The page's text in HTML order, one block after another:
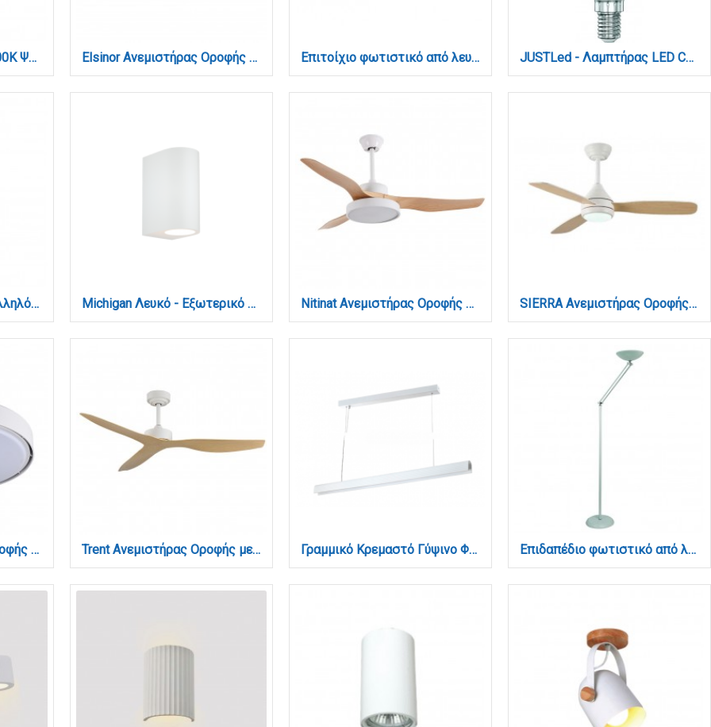
E27 LED G95 13watt 6500K Ψυχρό Λευκό (7.27.15.14.3) Elsinor Ανεμιστήρας Οροφής με LED 15W, DC Μοτέρ & Smart App - Λευκό/Ξύλο (102000410) Eπιτοίχιο φωτιστικό από λευκό μέταλλο και γυαλί 1XΕ27 D: 27,3x20cm (43077) JUSTLed - Λαμπτήρας LED C37, 9W, 6000K, E14, 3,7x10,6cm (B143709013)
LED Panel 48watt Παραλληλόγραμμο 4000Κ Φυσικό Λευκό D:120cmX30cm (2.50.01.2) Michigan Λευκό - Εξωτερικό Φωτιστικό Τοίχου Up & Down IP54 (80200124) Nitinat Ανεμιστήρας Οροφής με LED 25W, DC Μοτέρ & Smart App - Λευκό/Ξύλο (102000210) SIERRA Ανεμιστήρας Οροφής με LED 20W, DC Μοτέρ & Smart App - Λευκό/Ξύλο (102000810)
TETON Ανεμιστήρας Οροφής Bladeless Λευκό 56W LED 5900lm 3CCT App Control (101001020) Trent Ανεμιστήρας Οροφής με DC Μοτέρ 40W - Λευκό & Ξύλο (102000615) Γραμμικό Κρεμαστό Γύψινο Φωτιστικό LED 36W, 2CCT, Λευκό D:150x8,7cm(6123-White) Επιδαπέδιο φωτιστικό από λευκό μέταλλο 1XR75 D:187cm (45017-Βαφείου-Λευκό)